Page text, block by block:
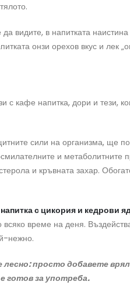
да видите, в напитката
онзи орехов вкус и лек
с кафе напитка, дори и тези,
сили на организма, ще
и метаболитните
и кръвната захар.
с цикория и кедрови
всяко време на деня.
нежно.
лесно: просто добавете
готов за употреба.